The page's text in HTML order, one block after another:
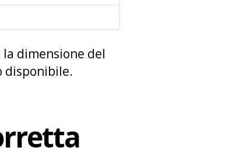
dimensione del
disponibile.